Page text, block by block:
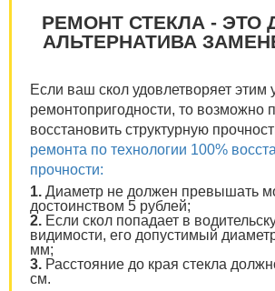
РЕМОНТ СТЕКЛА - ЭТО
АЛЬТЕРНАТИВА
Если ваш скол удовлетворяет этим
ремонтопригодности, то возможно
восстановить структурную
ремонта по технологии 100%
прочности:
1. Диаметр не должен превышать
достоинством 5 рублей;
2. Если скол попадает в
видимости, его допустимый
мм;
3. Расстояние до края стекла
см.